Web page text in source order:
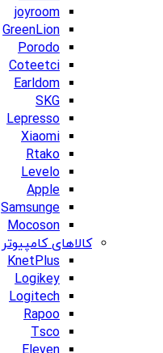
joyroom
GreenLion
Porodo
Coteetci
Earldom
SKG
Lepresso
Xiaomi
Rtako
Levelo
Apple
Samsunge
Mocoson
کالاهای کامپیوتر
KnetPlus
Logikey
Logitech
Rapoo
Tsco